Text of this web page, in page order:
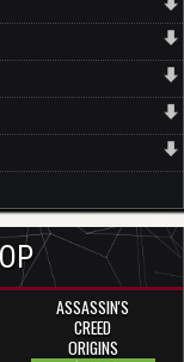
ASSASSIN'S
CREED
ORIGINS